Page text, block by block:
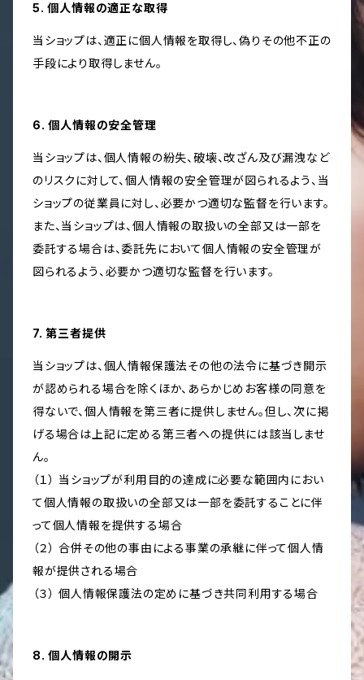
5. 個人情報の適正な取得
当ショップは、適正に個人情報を取得し、偽りその他不正の
手段により取得しません。
6. 個人情報の安全管理
当ショップは、個人情報の紛失、破壊、改ざん及び漏洩など
のリスクに対して、個人情報の安全管理が図られるよう、当
ショップの従業員に対し、必要かつ適切な監督を行います。
また、当ショップは、個人情報の取扱いの全部又は一部を
委託する場合は、委託先において個人情報の安全管理が
図られるよう、必要かつ適切な監督を行います。
7. 第三者提供
当ショップは、個人情報保護法その他の法令に基づき開示
が認められる場合を除くほか、あらかじめお客様の同意を
得ないで、個人情報を第三者に提供しません。但し、次に掲
げる場合は上記に定める第三者への提供には該当しませ
ん。
（１） 当ショップが利用目的の達成に必要な範囲内におい
て個人情報の取扱いの全部又は一部を委託することに伴
って個人情報を提供する場合
（２） 合併その他の事由による事業の承継に伴って個人情
報が提供される場合
（３） 個人情報保護法の定めに基づき共同利用する場合
8. 個人情報の開示